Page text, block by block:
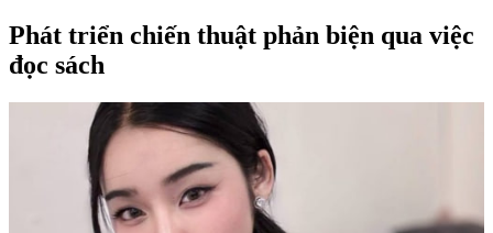
Phát triển chiến thuật phản biện qua việc
đọc sách